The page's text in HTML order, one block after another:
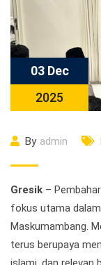
03 Dec
2025
By admin
Gresik –
fokus utama
Maskumambang.
terus berupaya